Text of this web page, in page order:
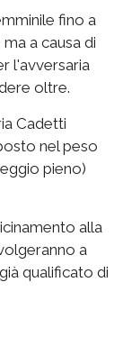
fino a
a causa di
l'avversaria
oltre.
Cadetti
nel peso
pieno)
alla
a
qualificato di